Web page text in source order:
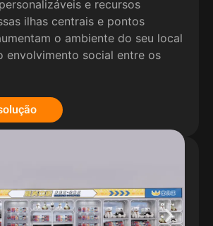
​​e recursos
ilhas centrais e pontos
o ambiente do seu local
envolvimento social entre os